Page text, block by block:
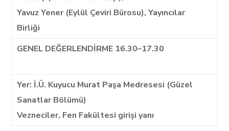
Yavuz Yener (Eylül Çeviri Bürosu), Yayıncılar
Birliği
GENEL DEĞERLENDİRME 16.30–17.30
Yer: İ.Ü. Kuyucu Murat Paşa Medresesi (Güzel
Sanatlar Bölümü)
Vezneciler, Fen Fakültesi girişi yanı